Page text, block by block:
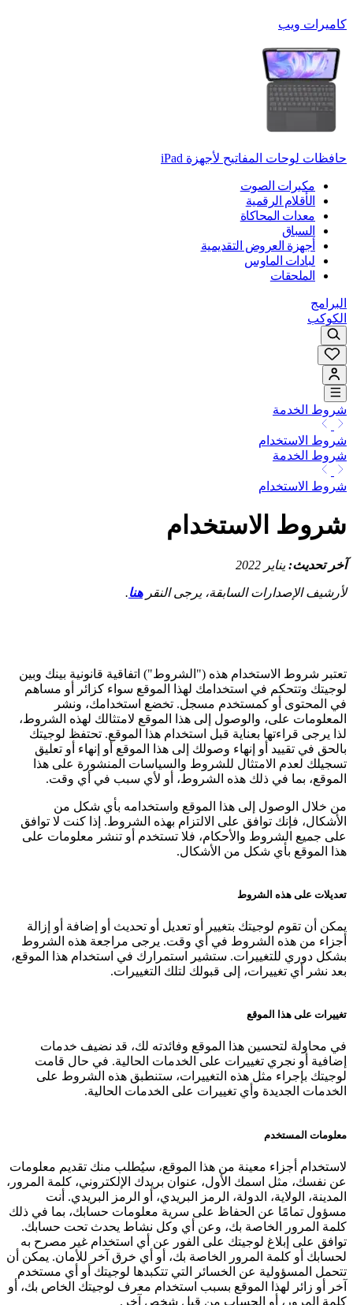
كاميرات ويب
حافظات لوحات المفاتيح لأجهزة ‏iPad
مكبرات الصوت
الأقلام الرقمية
معدات المحاكاة
السباق
أجهزة العروض التقديمية
لبادات الماوس
الملحقات
البرامج
الكوكب
شروط الخدمة
شروط الاستخدام
شروط الخدمة
شروط الاستخدام
شروط الاستخدام
آخر تحديث:يناير 2022
لأرشيف الإصدارات السابقة، يرجى النقرهنا.
تعتبر شروط الاستخدام هذه ("الشروط") اتفاقية قانونية بينك وبين
لوجيتك وتتحكم في استخدامك لهذا الموقع سواء كزائر أو مساهم
في المحتوى أو كمستخدم مسجل. تخضع استخدامك، ونشر
المعلومات على، والوصول إلى هذا الموقع لامتثالك لهذه الشروط،
لذا يرجى قراءتها بعناية قبل استخدام هذا الموقع. تحتفظ لوجيتك
بالحق في تقييد أو إنهاء وصولك إلى هذا الموقع أو إنهاء أو تعليق
تسجيلك لعدم الامتثال للشروط والسياسات المنشورة على هذا
الموقع، بما في ذلك هذه الشروط، أو لأي سبب في أي وقت.
من خلال الوصول إلى هذا الموقع واستخدامه بأي شكل من
الأشكال، فإنك توافق على الالتزام بهذه الشروط. إذا كنت لا توافق
على جميع الشروط والأحكام، فلا تستخدم أو تنشر معلومات على
هذا الموقع بأي شكل من الأشكال.
تعديلات على هذه الشروط
يمكن أن تقوم لوجيتك بتغيير أو تعديل أو تحديث أو إضافة أو إزالة
أجزاء من هذه الشروط في أي وقت. يرجى مراجعة هذه الشروط
بشكل دوري للتغييرات. ستشير استمرارك في استخدام هذا الموقع،
بعد نشر أي تغييرات، إلى قبولك لتلك التغييرات.
تغييرات على هذا الموقع
في محاولة لتحسين هذا الموقع وفائدته لك، قد نضيف خدمات
إضافية أو نجري تغييرات على الخدمات الحالية. في حال قامت
لوجيتك بإجراء مثل هذه التغييرات، ستنطبق هذه الشروط على
الخدمات الجديدة وأي تغييرات على الخدمات الحالية.
معلومات المستخدم
لاستخدام أجزاء معينة من هذا الموقع، سيُطلب منك تقديم معلومات
عن نفسك، مثل اسمك الأول، عنوان بريدك الإلكتروني، كلمة المرور،
المدينة، الولاية، الدولة، الرمز البريدي، أو الرمز البريدي. أنت
مسؤول تمامًا عن الحفاظ على سرية معلومات حسابك، بما في ذلك
كلمة المرور الخاصة بك، وعن أي وكل نشاط يحدث تحت حسابك.
توافق على إبلاغ لوجيتك على الفور عن أي استخدام غير مصرح به
لحسابك أو كلمة المرور الخاصة بك، أو أي خرق آخر للأمان. يمكن أن
تتحمل المسؤولية عن الخسائر التي تتكبدها لوجيتك أو أي مستخدم
آخر أو زائر لهذا الموقع بسبب استخدام معرف لوجيتك الخاص بك، أو
كلمة المرور، أو الحساب من قبل شخص آخر.